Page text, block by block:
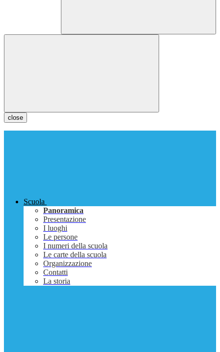
close
Scuola
Panoramica
Presentazione
I luoghi
Le persone
I numeri della scuola
Le carte della scuola
Organizzazione
Contatti
La storia